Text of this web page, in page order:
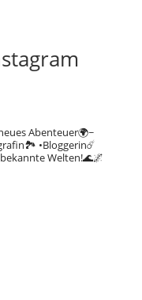
Abenteuer🌍~
•Bloggerin☄️
Welten!🌊🌌